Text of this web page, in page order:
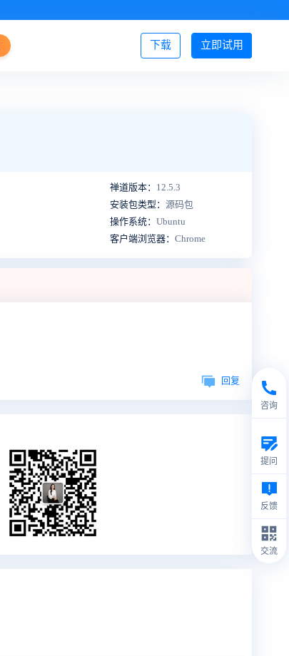
立即试用
下载 登录/注册
禅道版本： 12.5.3
安装包类型： 源码包
操作系统： Ubuntu
客户端浏览器： Chrome
回复
咨询
提问
反馈
交流